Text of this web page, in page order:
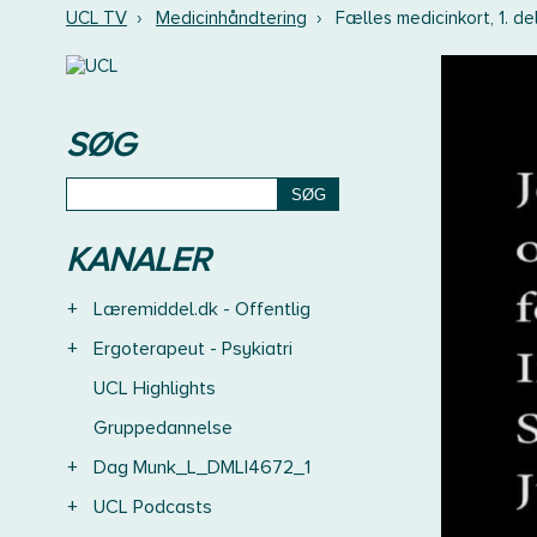
UCL TV › Medicinhåndtering › Fælles medicinkort, 1.
SØG
KANALER
+
Læremiddel.dk - Offentlig
+
Ergoterapeut - Psykiatri
UCL Highlights
Gruppedannelse
+
Dag Munk_L_DMLI4672_1
+
UCL Podcasts